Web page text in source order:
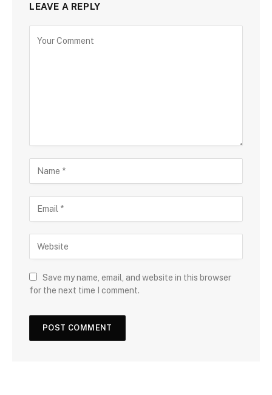
LEAVE A REPLY
Save my name, email, and website in this browser
for the next time I comment.